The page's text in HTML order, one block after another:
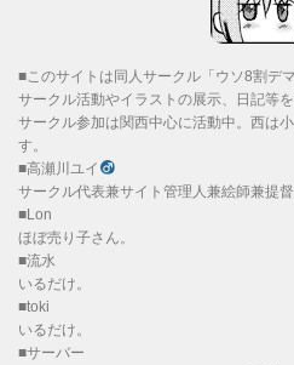
■このサイトは同人サークル「ウソ8割デ
サークル活動やイラストの展示、日記等を
サークル参加は関西中心に活動中。西は
す。
■高瀬川ユイ
サークル代表兼サイト管理人兼絵師兼提督
■Lon
ほぼ売り子さん。
■流水
いるだけ。
■toki
いるだけ。
■サーバー